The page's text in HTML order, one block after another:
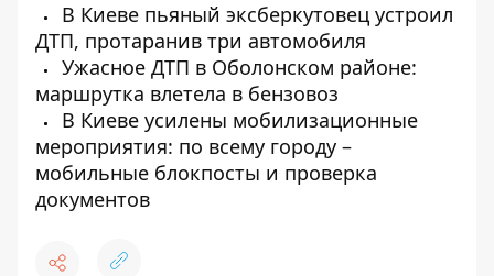
В Киеве пьяный эксберкутовец устроил
ДТП, протаранив три автомобиля
Ужасное ДТП в Оболонском районе:
маршрутка влетела в бензовоз
В Киеве усилены мобилизационные
мероприятия: по всему городу –
мобильные блокпосты и проверка
документов